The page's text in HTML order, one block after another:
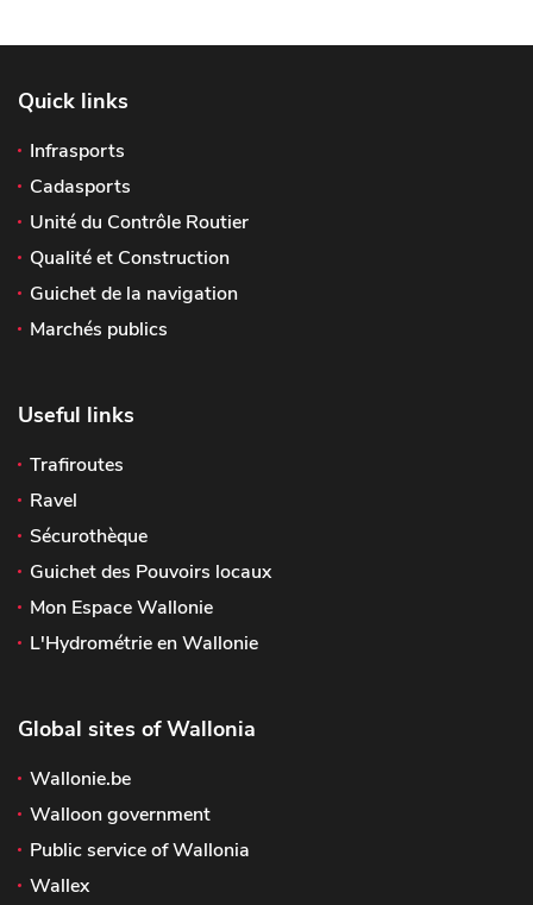
Quick links
Infrasports
Cadasports
Unité du Contrôle Routier
Qualité et Construction
Guichet de la navigation
Marchés publics
Useful links
Trafiroutes
Ravel
Sécurothèque
Guichet des Pouvoirs locaux
Mon Espace Wallonie
L'Hydrométrie en Wallonie
Global sites of Wallonia
Wallonie.be
Walloon government
Public service of Wallonia
Wallex